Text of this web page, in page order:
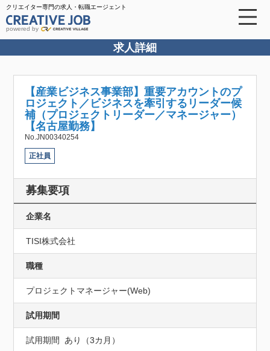
クリエイター専門の求人・転職エージェント
powered by
求人詳細
【産業ビジネス事業部】重要アカウントのプ
ロジェクト／ビジネスを牽引するリーダー候
補（プロジェクトリーダー／マネージャー）
【名古屋勤務】
No.JN00340254
正社員
募集要項
企業名
TISI株式会社
職種
プロジェクトマネージャー(Web)
試用期間
試用期間	あり（3カ月）